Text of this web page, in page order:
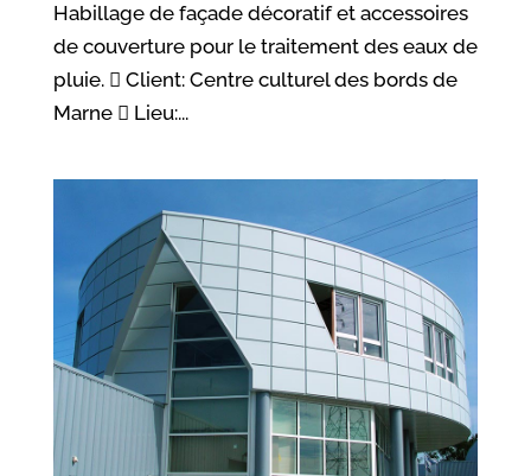
Habillage de façade décoratif et accessoires
de couverture pour le traitement des eaux de
pluie.  Client: Centre culturel des bords de
Marne  Lieu:...